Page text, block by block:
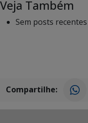
Veja Também
Sem posts
Compartilhe: